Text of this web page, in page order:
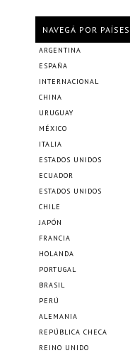
NAVEGÁ POR PAÍSES
ARGENTINA
ESPAÑA
INTERNACIONAL
CHINA
URUGUAY
MÉXICO
ITALIA
ESTADOS UNIDOS
ECUADOR
ESTADOS UNIDOS
CHILE
JAPÓN
FRANCIA
HOLANDA
PORTUGAL
BRASIL
PERÚ
ALEMANIA
REPÚBLICA CHECA
REINO UNIDO